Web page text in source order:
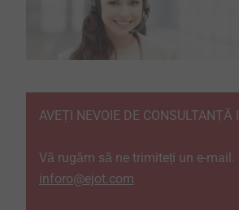
AVEȚI NEVOIE DE CONSULTANȚĂ
Vă rugăm să ne trimiteți un e-mail.
inforo@ejot.com